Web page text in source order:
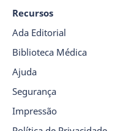
Recursos
Ada Editorial
Biblioteca Médica
Ajuda
Segurança
Impressão